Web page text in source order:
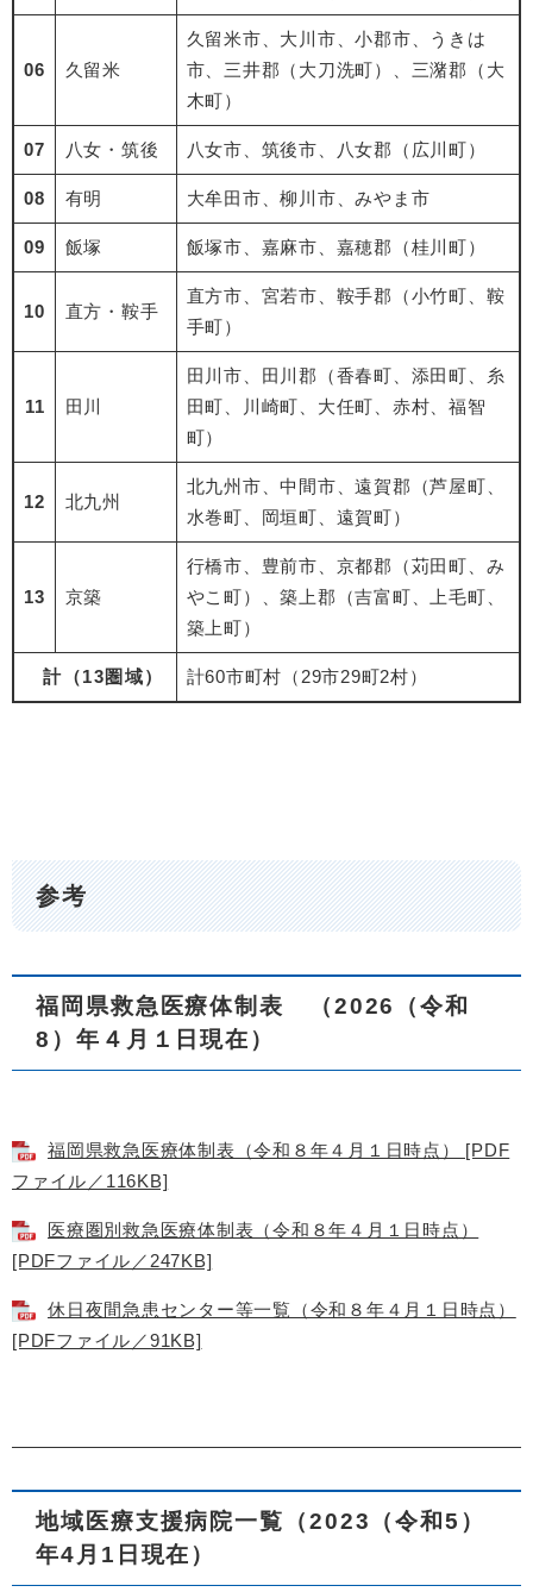
06 久留米
久留米市、大川市、小郡市、うきは
市、三井郡（大刀洗町）、三潴郡（大
木町）
07 八女・筑後 八女市、筑後市、八女郡（広川町）
08 有明 大牟田市、柳川市、みやま市
09 飯塚 飯塚市、嘉麻市、嘉穂郡（桂川町）
10 直方・鞍手
直方市、宮若市、鞍手郡（小竹町、鞍
手町）
11 田川
田川市、田川郡（香春町、添田町、糸
田町、川崎町、大任町、赤村、福智
町）
12 北九州
北九州市、中間市、遠賀郡（芦屋町、
水巻町、岡垣町、遠賀町）
13 京築
行橋市、豊前市、京都郡（苅田町、み
やこ町）、築上郡（吉富町、上毛町、
築上町）
計（13圏域） 計60市町村（29市29町2村）
参考
福岡県救急医療体制表 （2026（令和
8）年４月１日現在）
福岡県救急医療体制表（令和８年４月１日時点） [PDF
ファイル／116KB]
医療圏別救急医療体制表（令和８年４月１日時点）
[PDFファイル／247KB]
休日夜間急患センター等一覧（令和８年４月１日時点）
[PDFファイル／91KB]
地域医療支援病院一覧（2023（令和5）
年4月1日現在）